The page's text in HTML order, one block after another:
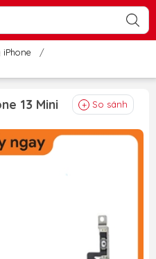
/
13 Mini So sánh